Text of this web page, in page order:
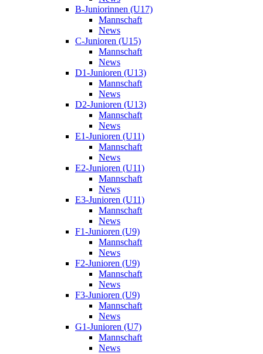
B-Juniorinnen (U17)
Mannschaft
News
C-Junioren (U15)
Mannschaft
News
D1-Junioren (U13)
Mannschaft
News
D2-Junioren (U13)
Mannschaft
News
E1-Junioren (U11)
Mannschaft
News
E2-Junioren (U11)
Mannschaft
News
E3-Junioren (U11)
Mannschaft
News
F1-Junioren (U9)
Mannschaft
News
F2-Junioren (U9)
Mannschaft
News
F3-Junioren (U9)
Mannschaft
News
G1-Junioren (U7)
Mannschaft
News